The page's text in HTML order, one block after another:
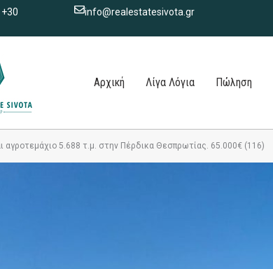
info@realestatesivota.gr
Αρχική Λίγα Λόγια Πώληση
αγροτεμάχιο 5.688 τ.μ. στην Πέρδικα Θεσπρωτίας. 65.000€ (116)